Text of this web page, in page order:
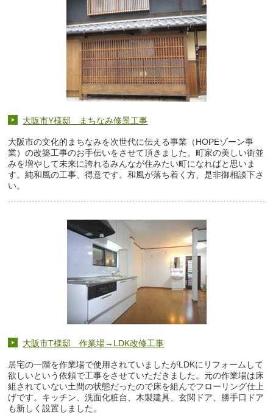
大阪市Y様邸 まちなみ修景工事
大阪市の文化的まちなみを次世代に伝える事業（HOPEゾーン事
業）の改築工事のお手伝いをさせて頂きました。町家の美しい街並
みを増やして未来に誇れるみんなが住みたい町になればと思いま
す。純和風の工事、得意です。和風が落ち着く方、是非御相談下さ
い。
大阪市T様邸 作業場→LDK改修工事
居宅の一階を作業場で使用されていましたがLDKにリフォームして
欲しいという依頼で工事をさせていただきました。元の作業場は床
組されていない土間の状態だったので床を組んでフローリング仕上
げです。キッチン、洗面化粧台、木製建具、玄関ドア、勝手口ドア
も新しく設置しました。